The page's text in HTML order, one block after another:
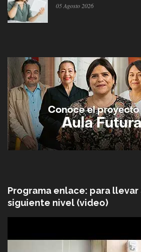
05 Agosto 2026
Programa enlace: para
siguiente nivel (video)